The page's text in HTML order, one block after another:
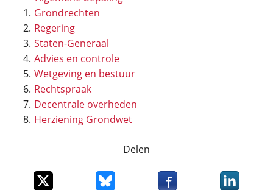
Grondrechten
Regering
Staten-Generaal
Advies en controle
Wetgeving en bestuur
Rechtspraak
Decentrale overheden
Herziening Grondwet
Delen
Deel dit item op XDeel dit item op Bluesky
Deel dit item opDeel dit